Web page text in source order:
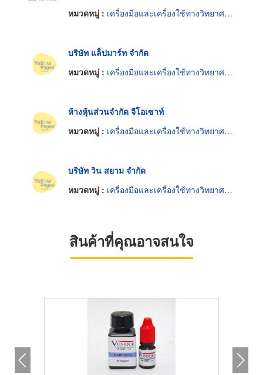
หมวดหมู่ : เครื่องมือและเครื่องใช้ทางวิทยาศาสตร์
บริษัท แล็ปมาร์ท จำกัด
หมวดหมู่ : เครื่องมือและเครื่องใช้ทางวิทยาศาสตร์
ห้างหุ้นส่วนจำกัด จีโอเซาท์
หมวดหมู่ : เครื่องมือและเครื่องใช้ทางวิทยาศาสตร์
บริษัท วิน สยาม จำกัด
หมวดหมู่ : เครื่องมือและเครื่องใช้ทางวิทยาศาสตร์
สินค้าที่คุณอาจสนใจ